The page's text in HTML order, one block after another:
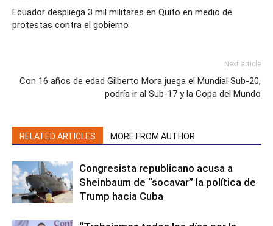
Ecuador despliega 3 mil militares en Quito en medio de
protestas contra el gobierno
Next article
Con 16 años de edad Gilberto Mora juega el Mundial Sub-20,
podría ir al Sub-17 y la Copa del Mundo
RELATED ARTICLES MORE FROM AUTHOR
Congresista republicano acusa a
Sheinbaum de “socavar” la política de
Trump hacia Cuba